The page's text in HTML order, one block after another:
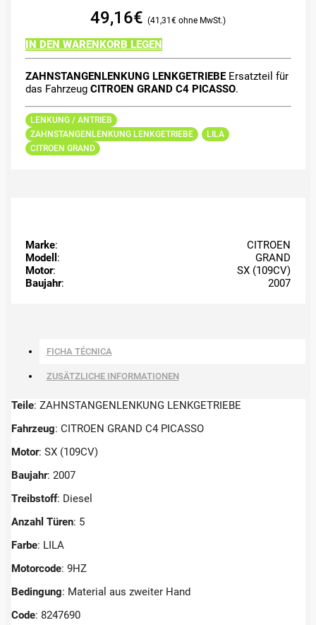
49,16€ 41,31€
IN DEN WARENKORB LEGEN
ZAHNSTANGENLENKUNG LENKGETRIEBEErsatzteil für
das Fahrzeug CITROEN GRAND C4 PICASSO.
LENKUNG / ANTRIEB
ZAHNSTANGENLENKUNG LENKGETRIEBE
LILA
CITROEN GRAND
Marke:
CITROEN
Modell :
GRAND
Motor:
SX (109CV)
Baujahr: 2007
FICHA TÉCNICA
ZUSÄTZLICHE INFORMATIONEN
Teile: ZAHNSTANGENLENKUNG LENKGETRIEBE
Fahrzeug: CITROEN GRAND C4 PICASSO
Motor: SX (109CV)
Baujahr: 2007
Treibstoff: Diesel
Anzahl Türen: 5
Farbe: LILA
Motorcode: 9HZ
Bedingung: Material aus zweiter Hand
Code: 8247690